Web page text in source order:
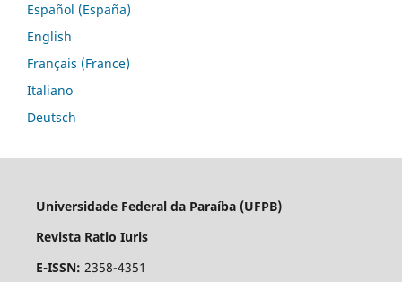
Español (España)
English
Français (France)
Italiano
Deutsch
Universidade Federal da Paraíba (UFPB)
Revista Ratio Iuris
E-ISSN: 2358-4351